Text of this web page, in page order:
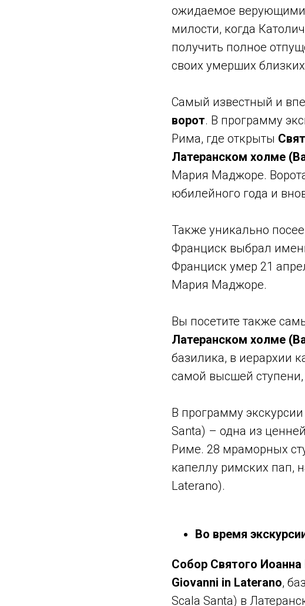
ожидаемое верующими
милости, когда
получить полное
своих умерших
Самый известный и
ворот. В программу
Рима, где открыты
Латеранском холме
Мария Маджоре.
юбилейного года и
Также уникально
Франциск выбрал
Франциск умер 21
Мария Маджоре.
Вы посетите также
Латеранском холме
базилика, в иерархии
самой высшей
В программу
Santa) – одна из
Риме. 28 мраморных
капеллу римских пап,
Laterano).
Во время
Собор Святого
Giovanni in Laterano,
Scala Santa) в